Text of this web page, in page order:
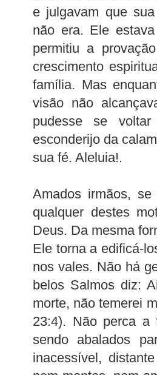
e julgavam que
não era. Ele
permitiu a
crescimento
família. Mas
visão não
pudesse se
esconderijo da
sua fé. Aleluia!.
Amados irmãos,
qualquer destes
Deus. Da mesma
Ele torna a edificá-
nos vales. Não há
belos Salmos diz:
morte, não temerei
23:4). Não perca
sendo abalados
inacessível,